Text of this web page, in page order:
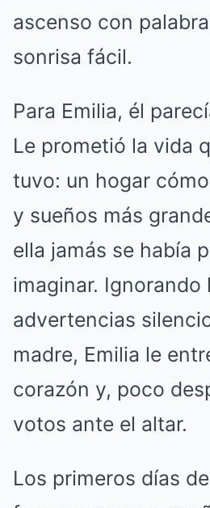
ascenso con
sonrisa fácil.
Para Emilia, él
Le prometió la vida
tuvo: un hogar
y sueños más
ella jamás se había
imaginar. Ignorando
advertencias
madre, Emilia le
corazón y, poco
votos ante el altar.
Los primeros días